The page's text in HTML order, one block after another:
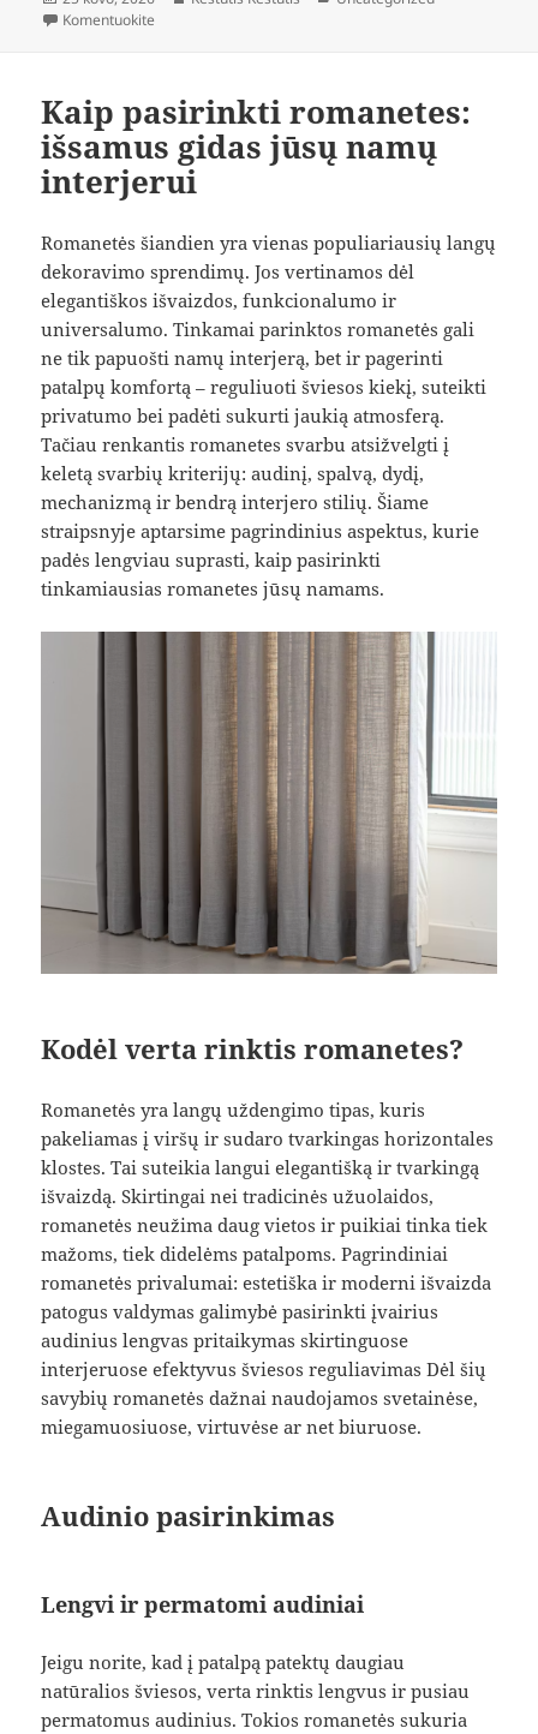
Komentuokite
Kaip pasirinkti romanetes:
išsamus gidas jūsų namų
interjerui
Romanetės šiandien yra vienas populiariausių langų
dekoravimo sprendimų. Jos vertinamos dėl
elegantiškos išvaizdos, funkcionalumo ir
universalumo. Tinkamai parinktos romanetės gali
ne tik papuošti namų interjerą, bet ir pagerinti
patalpų komfortą – reguliuoti šviesos kiekį, suteikti
privatumo bei padėti sukurti jaukią atmosferą.
Tačiau renkantis romanetes svarbu atsižvelgti į
keletą svarbių kriterijų: audinį, spalvą, dydį,
mechanizmą ir bendrą interjero stilių. Šiame
straipsnyje aptarsime pagrindinius aspektus, kurie
padės lengviau suprasti, kaip pasirinkti
tinkamiausias romanetes jūsų namams.
Kodėl verta rinktis romanetes?
Romanetės yra langų uždengimo tipas, kuris
pakeliamas į viršų ir sudaro tvarkingas horizontales
klostes. Tai suteikia langui elegantišką ir tvarkingą
išvaizdą. Skirtingai nei tradicinės užuolaidos,
romanetės neužima daug vietos ir puikiai tinka tiek
mažoms, tiek didelėms patalpoms. Pagrindiniai
romanetės privalumai: estetiška ir moderni išvaizda
patogus valdymas galimybė pasirinkti įvairius
audinius lengvas pritaikymas skirtinguose
interjeruose efektyvus šviesos reguliavimas Dėl šių
savybių romanetės dažnai naudojamos svetainėse,
miegamuosiuose, virtuvėse ar net biuruose.
Audinio pasirinkimas
Lengvi ir permatomi audiniai
Jeigu norite, kad į patalpą patektų daugiau
natūralios šviesos, verta rinktis lengvus ir pusiau
permatomus audinius. Tokios romanetės sukuria